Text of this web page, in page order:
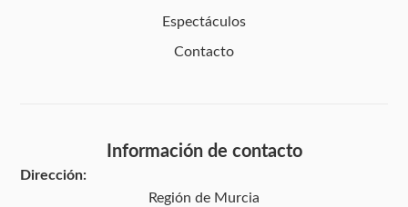
Espectáculos
Contacto
Información de contacto
Dirección:
Región de Murcia